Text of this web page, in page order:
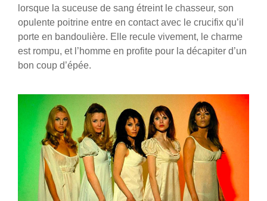
lorsque la suceuse de sang étreint le chasseur, son
opulente poitrine entre en contact avec le crucifix qu’il
porte en bandoulière. Elle recule vivement, le charme
est rompu, et l’homme en profite pour la décapiter d’un
bon coup d’épée.